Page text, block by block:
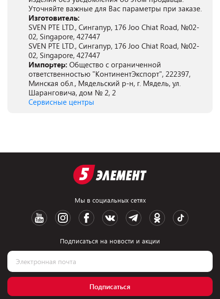
Уточняйте важные для Вас параметры при заказе.
Изготовитель:
SVEN PTE LTD., Сингапур, 176 Joo Chiat Road, №02-
02, Singapore, 427447
SVEN PTE LTD., Сингапур, 176 Joo Chiat Road, №02-
02, Singapore, 427447
Импортер: Общество с ограниченной
ответственностью "КонтинентЭкспорт", 222397,
Минская обл., Мядельский р-н, г. Мядель, ул.
Шаранговича, дом № 2, 2
Сервисные центры
Мы в социальных сетях
Подписаться на новости и акции
Подписаться